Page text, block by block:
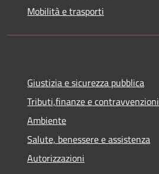
Mobilità e trasporti
Giustizia e sicurezza pubblica
Tributi,finanze e contravvenzioni
Ambiente
Salute, benessere e assistenza
Autorizzazioni